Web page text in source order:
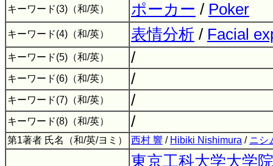
キーワード(3)（和/英） ポーカー / Poker
キーワード(4)（和/英） 表情分析 / Facial
キーワード(5)（和/英） /
キーワード(6)（和/英） /
キーワード(7)（和/英） /
キーワード(8)（和/英） /
第1著者 氏名（和/英/ヨミ） 西村 響 / Hibiki Nishimura / ニシ
東京工科大学大学院